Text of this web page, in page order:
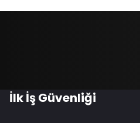
İlk İş Güvenliği